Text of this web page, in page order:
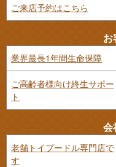
ご来店予約はこちら
お
業界最長1年間生命保障
ご高齢者様向け終生サポー
ト
会
老舗トイプードル専門店で
す